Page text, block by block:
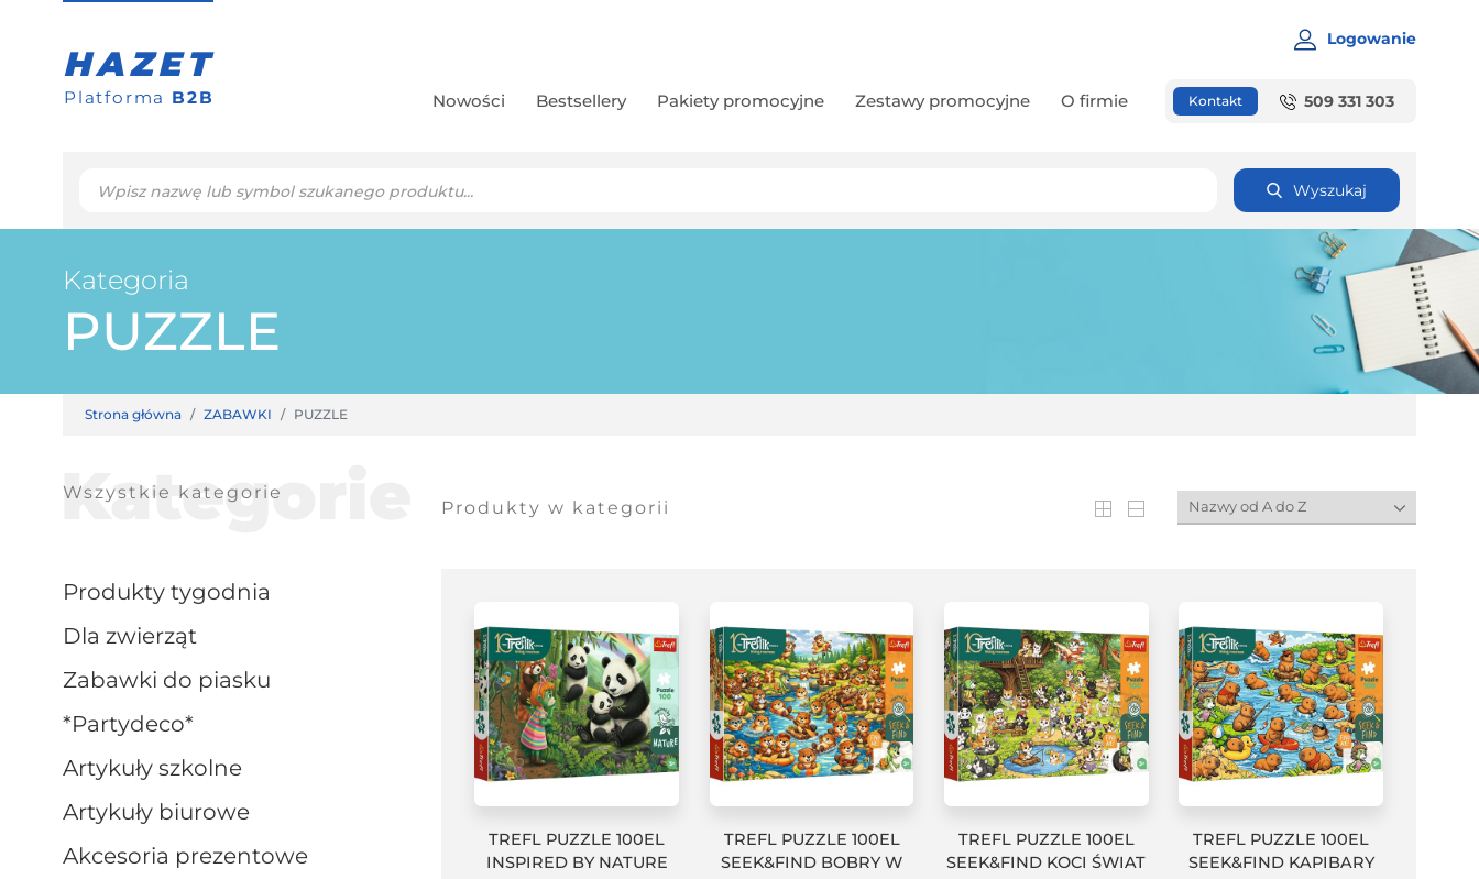
HAZET
Platforma B2B
Logowanie
Nowości Bestsellery Pakiety promocyjne Zestawy promocyjne O firmie Kontakt 509 331 303
Wyszukaj
Kategoria
PUZZLE
Strona główna ZABAWKI PUZZLE
Kategorie
Wszystkie kategorie
produkty tygodnia
dla zwierząt
zabawki do piasku
*partydeco*
artykuły szkolne
artykuły biurowe
akcesoria prezentowe
Produkty w kategorii
TREFL PUZZLE 100EL
INSPIRED BY NATURE
TREFL PUZZLE 100EL
SEEK&FIND BOBRY W
TREFL PUZZLE 100EL
SEEK&FIND KOCI ŚWIAT
TREFL PUZZLE 100EL
SEEK&FIND KAPIBARY